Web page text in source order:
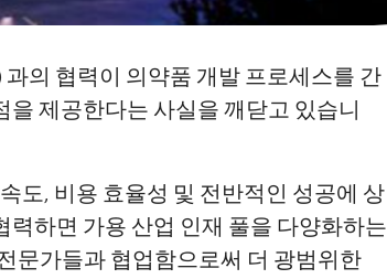
과의 협력이 의약품 개발 프로세스를 간
제공한다는 사실을 깨닫고 있습니
도, 비용 효율성 및 전반적인 성공에 상
력하면 가용 산업 인재 풀을 다양화하는
문가들과 협업함으로써 더 광범위한